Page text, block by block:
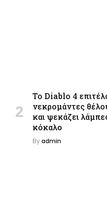
Το Diablo 4
νεκρομάντες
και ψεκάζει
κόκαλο
Byadmin